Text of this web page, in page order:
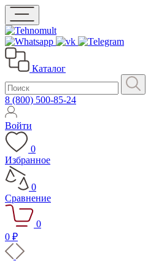
Каталог
8 (800) 500-85-24
Войти
0
Избранное
0
Сравнение
0
0 ₽